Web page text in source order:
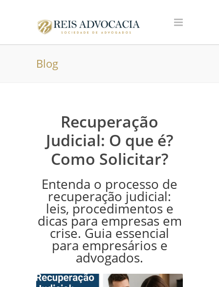
Blog
Recuperação
Judicial: O que é?
Como Solicitar?
Entenda o processo de
recuperação judicial:
leis, procedimentos e
dicas para empresas em
crise. Guia essencial
para empresários e
advogados.